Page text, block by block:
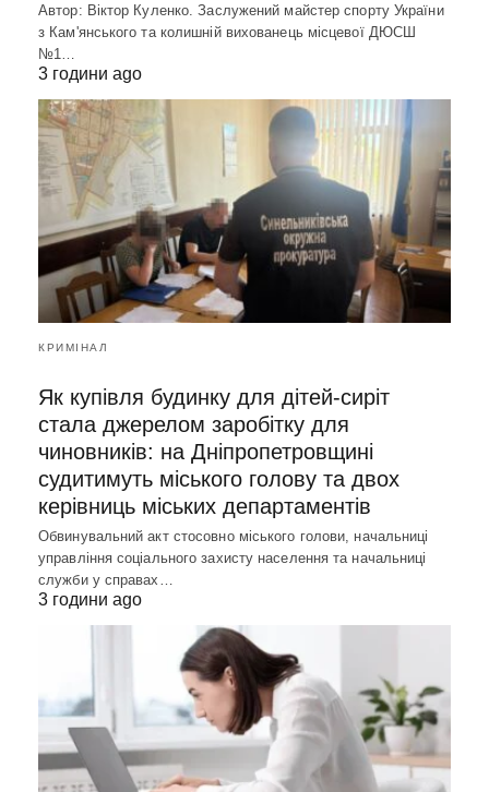
Автор: Віктор Куленко. Заслужений майстер спорту України
з Кам'янського та колишній вихованець місцевої ДЮСШ
№1…
3 години ago
КРИМІНАЛ
Як купівля будинку для дітей-сиріт
стала джерелом заробітку для
чиновників: на Дніпропетровщині
судитимуть міського голову та двох
керівниць міських департаментів
Обвинувальний акт стосовно міського голови, начальниці
управління соціального захисту населення та начальниці
служби у справах…
3 години ago